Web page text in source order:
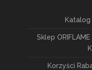
Katalog
Sklep
Korzyści